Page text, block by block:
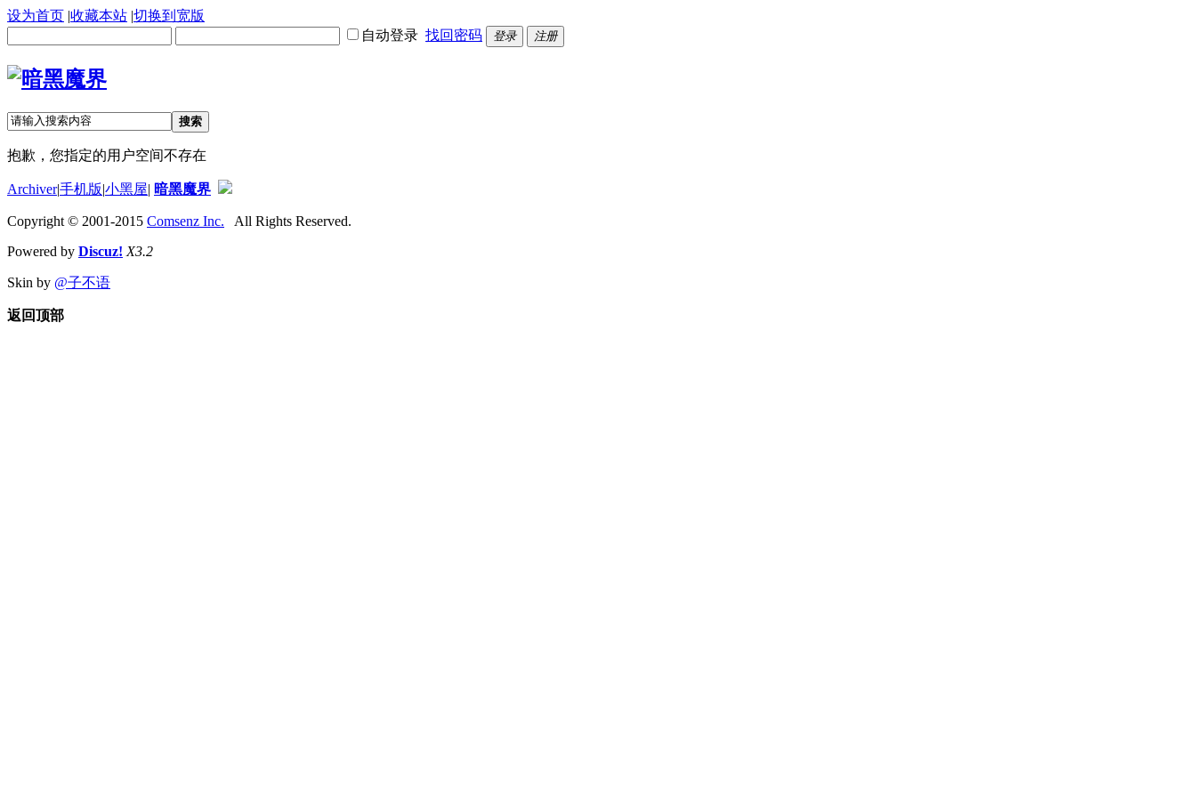
设为首页 |收藏本站 |切换到宽版
自动登录 找回密码 登录 注册
搜索
抱歉，您指定的用户空间不存在
Archiver|手机版|小黑屋| 暗黑魔界
Copyright © 2001-2015 Comsenz Inc. All Rights Reserved.
Powered by Discuz! X3.2
Skin by @子不语
返回顶部